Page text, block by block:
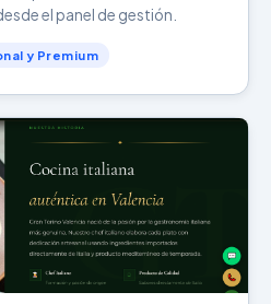
el panel de gestión.
y Premium